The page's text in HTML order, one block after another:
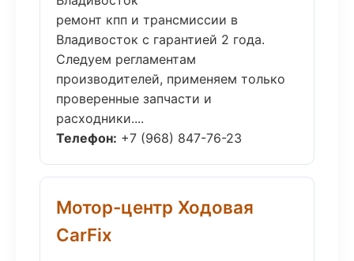
ремонт кпп и трансмиссии в
Владивосток с гарантией 2 года.
Следуем регламентам
производителей, применяем только
проверенные запчасти и
расходники....
Телефон: +7 (968) 847-76-23
Мотор-центр Ходовая
CarFix